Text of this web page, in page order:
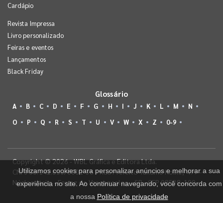
Cardápio
Revista Impressa
Livro personalizado
Feiras e eventos
Lançamentos
Black Friday
Glossário
A B C D E F G H I J K L M
N
O
P Q R S T U V W X Z 0-9
Copyright © 2026 - WBL Gráfica e Editora Ltda.
CNPJ 08.142.850/0001-36 - Rua Prefeito Takume Koike, 499 -
Núcleo Itaim - Ferraz de Vasconcelos - SP - CEP 08538-100
Utilizamos cookies para personalizar anúncios e melhorar a sua
experiência no site. Ao continuar navegando, você concorda com
a nossa Política de privacidade